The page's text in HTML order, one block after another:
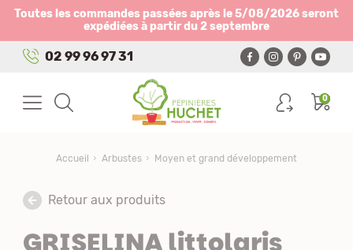
Toutes les commandes passées après le 5/08/2026 seront
expédiées à partir du 2 septembre
02 99 96 97 31
0
Accueil Arbustes Moyen et grand développement
Retour aux produits
GRISELINA littolaris
Panneau de gestion des cookies